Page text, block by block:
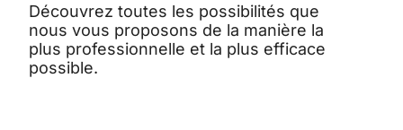
Découvrez toutes les possibilités que
nous vous proposons de la manière la
plus professionnelle et la plus efficace
possible.